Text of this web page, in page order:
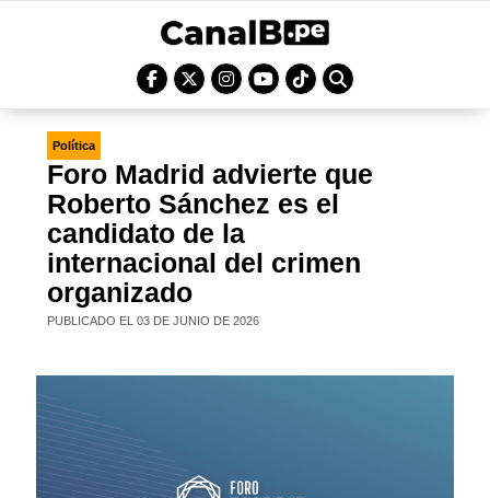
Política
Foro Madrid advierte que
Roberto Sánchez es el
candidato de la
internacional del crimen
organizado
PUBLICADO EL 03 DE JUNIO DE 2026